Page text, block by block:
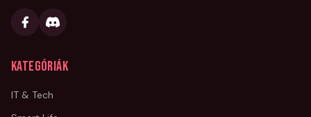
Kategóriák
IT & Tech